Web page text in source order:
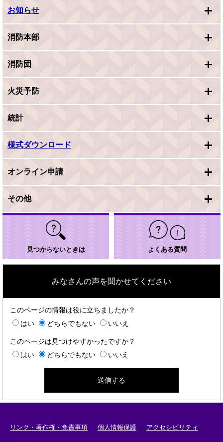
お知らせ
消防本部
消防団
火災予防
統計
様式ダウンロード
オンライン申請
その他
見つからないときは よくある質問
みなさんの声を聞かせてください
このページの情報は役に立ちましたか？
はい
どちらでもない いいえ
このページは見つけやすかったですか？
はい
どちらでもない いいえ
リンク・著作権・免責事項 個人情報保護 アクセシビリティ